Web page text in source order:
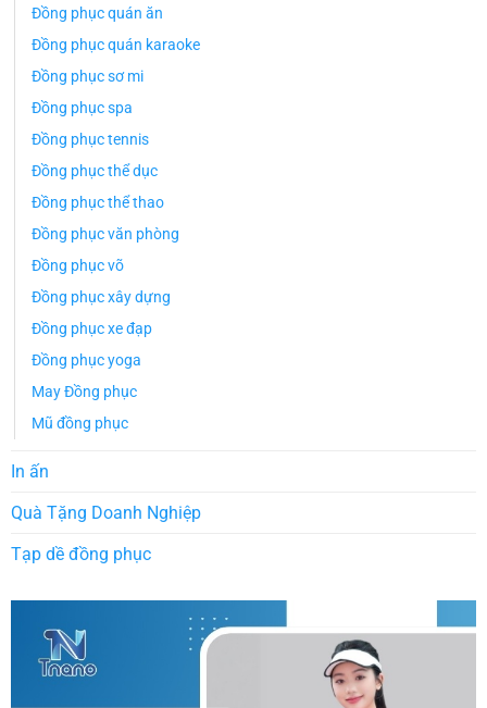
Đồng phục quán ăn
Đồng phục quán karaoke
Đồng phục sơ mi
Đồng phục spa
Đồng phục tennis
Đồng phục thể dục
Đồng phục thể thao
Đồng phục văn phòng
Đồng phục võ
Đồng phục xây dựng
Đồng phục xe đạp
Đồng phục yoga
May Đồng phục
Mũ đồng phục
In ấn
Quà Tặng Doanh Nghiệp
Tạp dề đồng phục